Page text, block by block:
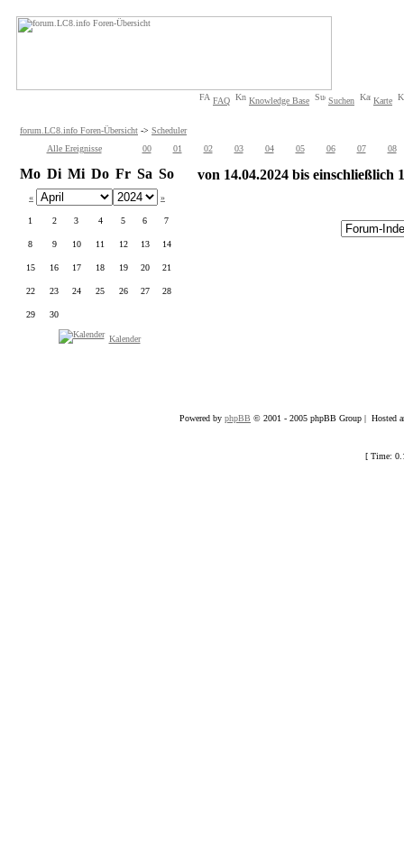
FAQ Knowledge Base Suchen Karte
forum.LC8.info Foren-Übersicht -> Scheduler
Alle Ereignisse
00 01 02 03 04 05 06 07 08
Mo Di Mi Do Fr Sa So
« »
1 2 3 4 5 6 7
8 9 10 11 12 13 14
15 16 17 18 19 20 21
22 23 24 25 26 27 28
29 30
Kalender
von 14.04.2024 bis einschließlich
Powered by phpBB © 2001 - 2005 phpBB Group | Hosted
[ Time: